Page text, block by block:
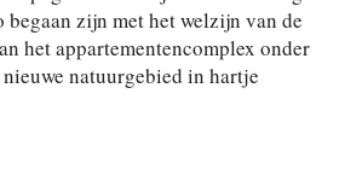
begaan zijn met het welzijn van de
het appartementencomplex onder
natuurgebied in hartje